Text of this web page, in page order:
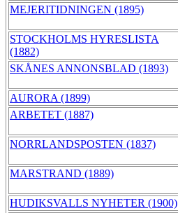
MEJERITIDNINGEN (1895)
STOCKHOLMS HYRESLISTA
(1882)
SKÅNES ANNONSBLAD (1893)
AURORA (1899)
ARBETET (1887)
NORRLANDSPOSTEN (1837)
MARSTRAND (1889)
HUDIKSVALLS NYHETER (1900)